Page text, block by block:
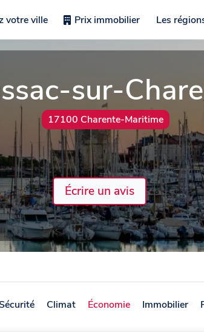
votre ville Prix immobilier Les
sur-
17100 Charente-Maritime
Écrire un avis
Climat Économie Immobilier